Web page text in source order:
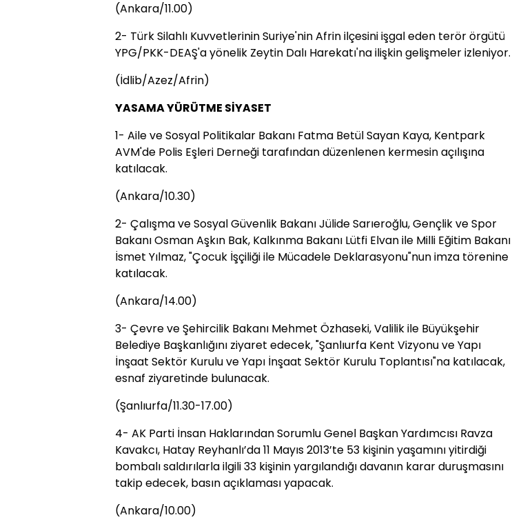
(Ankara/11.00)
2- Türk Silahlı Kuvvetlerinin Suriye'nin Afrin ilçesini işgal eden terör örgütü
YPG/PKK-DEAŞ'a yönelik Zeytin Dalı Harekatı'na ilişkin gelişmeler izleniyor.
(İdlib/Azez/Afrin)
YASAMA YÜRÜTME SİYASET
1- Aile ve Sosyal Politikalar Bakanı Fatma Betül Sayan Kaya, Kentpark
AVM'de Polis Eşleri Derneği tarafından düzenlenen kermesin açılışına
katılacak.
(Ankara/10.30)
2- Çalışma ve Sosyal Güvenlik Bakanı Jülide Sarıeroğlu, Gençlik ve Spor
Bakanı Osman Aşkın Bak, Kalkınma Bakanı Lütfi Elvan ile Milli Eğitim Bakanı
İsmet Yılmaz, "Çocuk İşçiliği ile Mücadele Deklarasyonu"nun imza törenine
katılacak.
(Ankara/14.00)
3- Çevre ve Şehircilik Bakanı Mehmet Özhaseki, Valilik ile Büyükşehir
Belediye Başkanlığını ziyaret edecek, "Şanlıurfa Kent Vizyonu ve Yapı
İnşaat Sektör Kurulu ve Yapı İnşaat Sektör Kurulu Toplantısı"na katılacak,
esnaf ziyaretinde bulunacak.
(Şanlıurfa/11.30-17.00)
4- AK Parti İnsan Haklarından Sorumlu Genel Başkan Yardımcısı Ravza
Kavakcı, Hatay Reyhanlı’da 11 Mayıs 2013’te 53 kişinin yaşamını yitirdiği
bombalı saldırılarla ilgili 33 kişinin yargılandığı davanın karar duruşmasını
takip edecek, basın açıklaması yapacak.
(Ankara/10.00)